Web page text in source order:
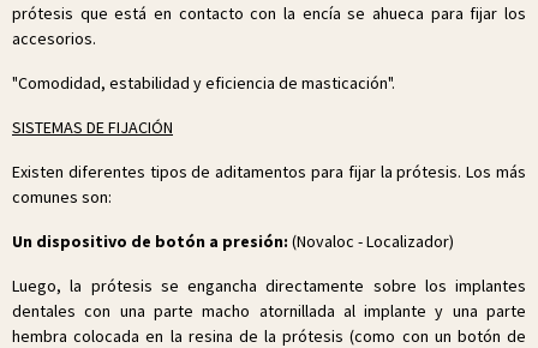
prótesis que está en contacto con la encía se ahueca para fijar los
accesorios.
"Comodidad, estabilidad y eficiencia de masticación".
SISTEMAS DE FIJACIÓN
Existen diferentes tipos de aditamentos para fijar la prótesis. Los más
comunes son:
Un dispositivo de botón a presión: (Novaloc - Localizador)
Luego, la prótesis se engancha directamente sobre los implantes
dentales con una parte macho atornillada al implante y una parte
hembra colocada en la resina de la prótesis (como con un botón de